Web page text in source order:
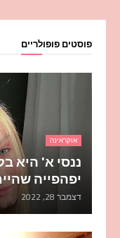
פוסטים פופולריים
אוקראינה
ננסי א' היא
יפהפייה
דצמבר 28, 2022